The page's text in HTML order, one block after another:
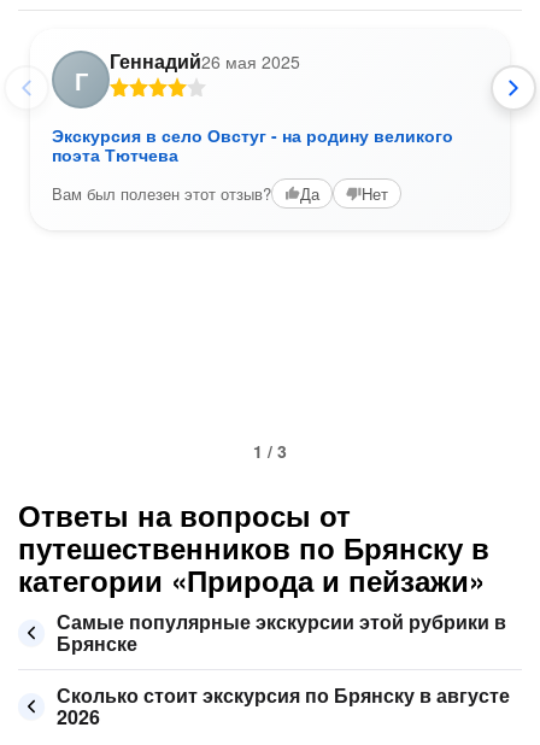
Г
Геннадий26 мая 2025
Экскурсия в село Овстуг - на родину великого
поэта Тютчева
Вам был полезен этот отзыв? Да Нет
1 / 3
Ответы на вопросы от
путешественников по Брянску в
категории «Природа и пейзажи»
Самые популярные экскурсии этой рубрики в
Брянске
Сколько стоит экскурсия по Брянску в августе
2026